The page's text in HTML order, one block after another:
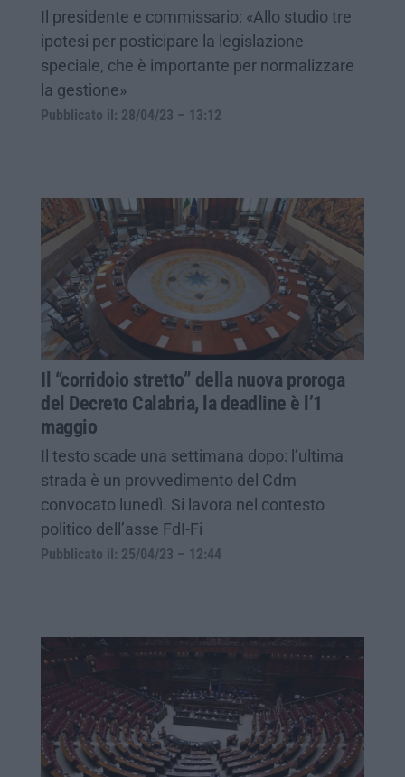
Il presidente e commissario: «Allo studio tre
ipotesi per posticipare la legislazione
speciale, che è importante per normalizzare
la gestione»
Pubblicato il: 28/04/23 – 13:12
Il “corridoio stretto” della nuova proroga
del Decreto Calabria, la deadline è l’1
maggio
Il testo scade una settimana dopo: l’ultima
strada è un provvedimento del Cdm
convocato lunedì. Si lavora nel contesto
politico dell’asse FdI-Fi
Pubblicato il: 25/04/23 – 12:44